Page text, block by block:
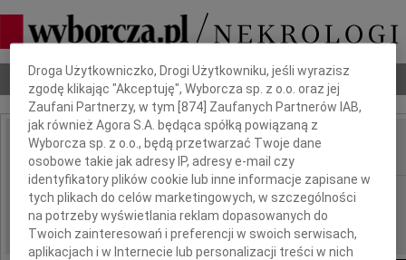
Nekrologi Odeszli Poradnik pogrzebowy
IMIĘ I NAZWISKO:
REGION: Warszawa
DATA EMISJI: 12.05.2026
Dbamy o Twoją prywatność
Droga Użytkowniczko, Drogi Użytkowniku, jeśli wyrazisz
zgodę klikając "Akceptuję", Wyborcza sp. z o.o. oraz jej
Zaufani Partnerzy, w tym [874] Zaufanych Partnerów IAB,
jak również Agora S.A. będąca spółką powiązaną z
Wyborcza sp. z o.o., będą przetwarzać Twoje dane
osobowe takie jak adresy IP, adresy e-mail czy
identyfikatory plików cookie lub inne informacje zapisane w
tych plikach do celów marketingowych, w szczególności
na potrzeby wyświetlania reklam dopasowanych do
Twoich zainteresowań i preferencji w swoich serwisach,
aplikacjach i w Internecie lub personalizacji treści w nich